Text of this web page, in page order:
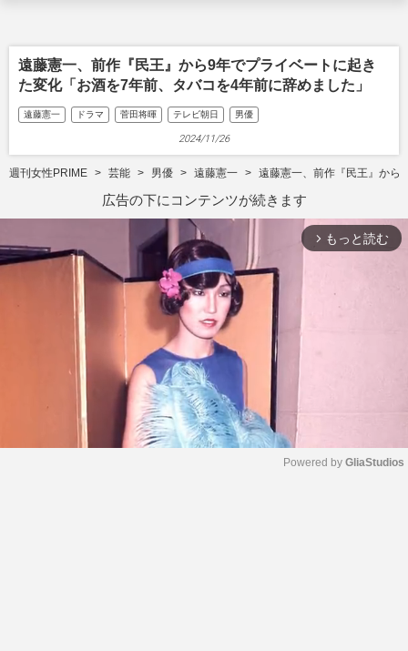
遠藤憲一、前作『民王』から9年でプライベートに起き
た変化「お酒を7年前、タバコを4年前に辞めました」
遠藤憲一 ドラマ 菅田将暉 テレビ朝日 男優
2024/11/26
週刊女性PRIME 芸能 男優 遠藤憲一 遠藤憲一、前作『民王』から
広告の下にコンテンツが続きます
arrow_forward_ios もっと読む
Powered by GliaStudios